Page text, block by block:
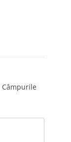
Câmpurile